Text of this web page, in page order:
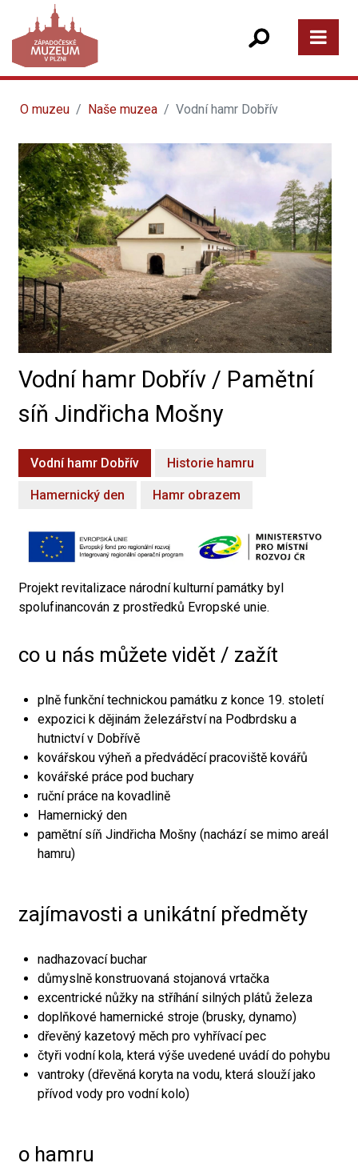
O muzeu Naše muzea Vodní hamr Dobřív
Vodní hamr Dobřív / Pamětní
síň Jindřicha Mošny
Vodní hamr Dobřív Historie hamru
Hamernický den Hamr obrazem
Projekt revitalizace národní kulturní památky byl
spolufinancován z prostředků Evropské unie.
co u nás můžete vidět / zažít
plně funkční technickou památku z konce 19. století
expozici k dějinám železářství na Podbrdsku a
hutnictví v Dobřívě
kovářskou výheň a předváděcí pracoviště kovářů
kovářské práce pod buchary
ruční práce na kovadlině
Hamernický den
pamětní síň Jindřicha Mošny (nachází se mimo areál
hamru)
zajímavosti a unikátní předměty
nadhazovací buchar
důmyslně konstruovaná stojanová vrtačka
excentrické nůžky na stříhání silných plátů železa
doplňkové hamernické stroje (brusky, dynamo)
dřevěný kazetový měch pro vyhřívací pec
čtyři vodní kola, která výše uvedené uvádí do pohybu
vantroky (dřevěná koryta na vodu, která slouží jako
přívod vody pro vodní kolo)
o hamru